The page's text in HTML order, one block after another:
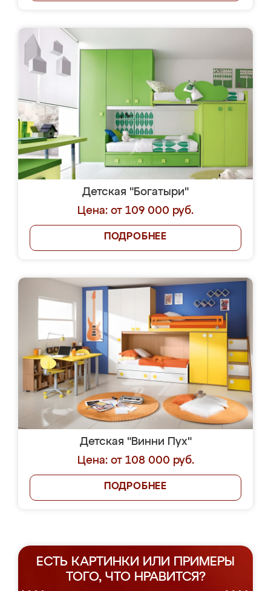
Детская "Богатыри"
Цена: от 109 000 руб.
ПОДРОБНЕЕ
Детская "Винни Пух"
Цена: от 108 000 руб.
ПОДРОБНЕЕ
ЕСТЬ КАРТИНКИ ИЛИ ПРИМЕРЫ
ТОГО, ЧТО НРАВИТСЯ?